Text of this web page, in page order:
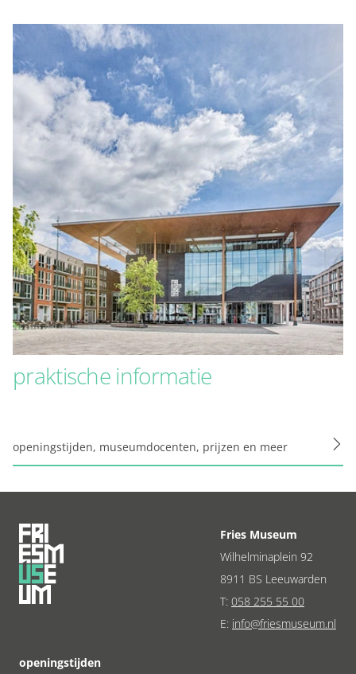
praktische informatie
openingstijden, museumdocenten, prijzen en meer
Fries Museum
Wilhelminaplein 92
8911 BS Leeuwarden
T: 058 255 55 00
E: info@friesmuseum.nl
openingstijden